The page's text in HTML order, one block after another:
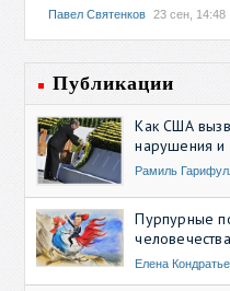
Павел Святенков 23 сен, 14:48
Публикации
Как США
нарушения и
Рамиль
Пурпурные
человечества
Елена